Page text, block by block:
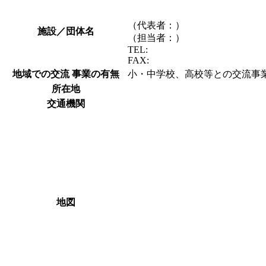
施設／団体名
（代表者：）
（担当者：）
TEL:
FAX:
地域での交流 事業の有無
小・中学校、高校等との交流事
所在地
交通機関
地図